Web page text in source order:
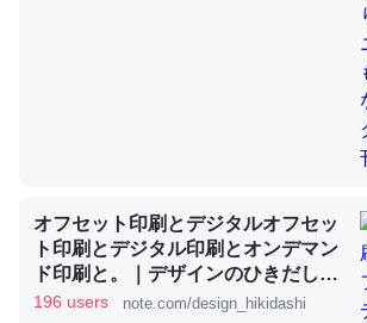
─ニュース :: 【研究発表】昆虫学の大問題＝「昆
類は苦労してるんだな…。腹足類だと殻
ジになったり努力してるし。
─ニュース :: 【研究発表】昆虫学の大問題＝「昆
いのか」に関する新仮説
オフセット印刷とデジタルオフセッ
ト印刷とデジタル印刷とオンデマン
ド印刷と。｜デザインのひきだし
津田淳子
196 users note.com/design_hikidashi